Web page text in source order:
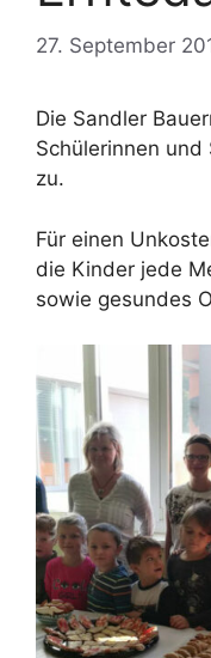
27. September
Die Sandler
Schülerinnen und
zu.
Für einen
die Kinder jede
sowie gesundes